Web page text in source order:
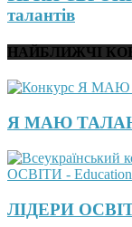
талантів
НАЙБЛИЖЧІ
Я МАЮ
ЛІДЕРИ